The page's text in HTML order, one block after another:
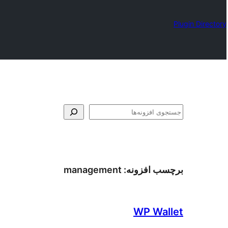
Plugin Directory
جستجو
برچسب افزونه: management
WP Wallet